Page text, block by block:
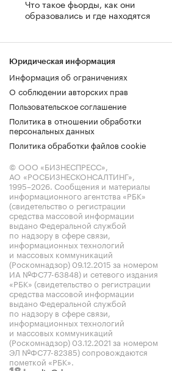
Что такое фьорды, как они
образовались и где находятся
Юридическая информация
Информация об ограничениях
О соблюдении авторских прав
Пользовательское соглашение
Политика в отношении обработки
персональных данных
Политика обработки файлов cookie
© ООО «БИЗНЕСПРЕСС»,
АО «РОСБИЗНЕСКОНСАЛТИНГ»,
1995–2026. Сообщения и материалы
информационного агентства «РБК»
(свидетельство о регистрации
средства массовой информации
выдано Федеральной службой
по надзору в сфере связи,
информационных технологий
и массовых коммуникаций
(Роскомнадзор) 09.12.2015 за номером
ИА №ФС77-63848) и сетевого издания
«РБК» (свидетельство о регистрации
средства массовой информации
выдано Федеральной службой
по надзору в сфере связи,
информационных технологий
и массовых коммуникаций
(Роскомнадзор) 03.12.2021 за номером
ЭЛ №ФС77-82385) сопровождаются
пометкой «РБК».